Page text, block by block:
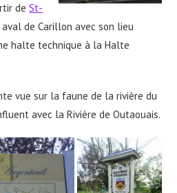
deSt-
aval de Carillon avec son lieu
halte technique à la Halte
vue sur la faune de la rivière du
avec la Rivière de Outaouais.